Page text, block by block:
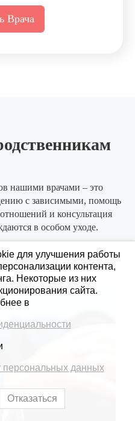
Врача
нашими врачами – это
с зависимыми, помощь
и консультация
в особом уходе.
для улучшения работы
контента,
Некоторые из них
сайта.
в
персональных данных
Отказаться